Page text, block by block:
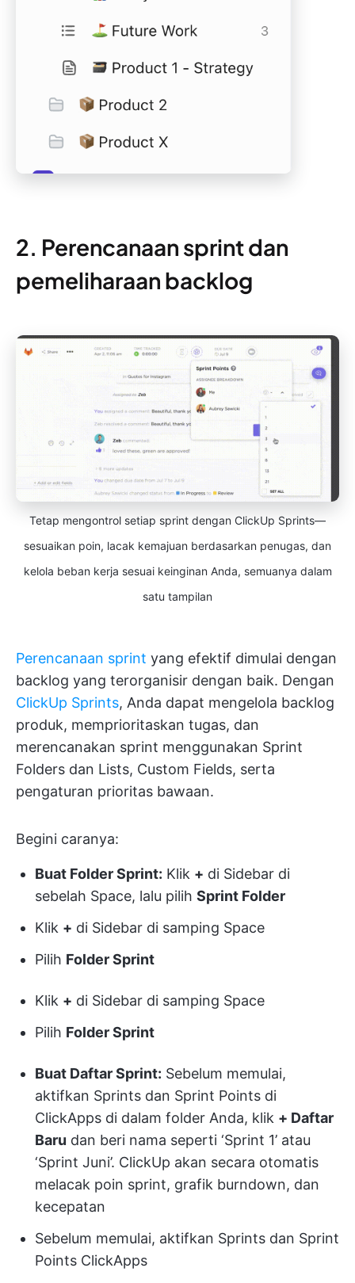
2. Perencanaan sprint dan
pemeliharaan backlog
Tetap mengontrol setiap sprint dengan ClickUp Sprints—
sesuaikan poin, lacak kemajuan berdasarkan penugas, dan
kelola beban kerja sesuai keinginan Anda, semuanya dalam
satu tampilan
Perencanaan sprint yang efektif dimulai dengan
backlog yang terorganisir dengan baik. Dengan
ClickUp Sprints, Anda dapat mengelola backlog
produk, memprioritaskan tugas, dan
merencanakan sprint menggunakan Sprint
Folders dan Lists, Custom Fields, serta
pengaturan prioritas bawaan.
Begini caranya:
Buat Folder Sprint: Klik + di Sidebar di
sebelah Space, lalu pilih Sprint Folder
Klik + di Sidebar di samping Space
Pilih Folder Sprint
Klik + di Sidebar di samping Space
Pilih Folder Sprint
Buat Daftar Sprint: Sebelum memulai,
aktifkan Sprints dan Sprint Points di
ClickApps di dalam folder Anda, klik + Daftar
Baru dan beri nama seperti ‘Sprint 1’ atau
‘Sprint Juni’. ClickUp akan secara otomatis
melacak poin sprint, grafik burndown, dan
kecepatan
Sebelum memulai, aktifkan Sprints dan Sprint
Points ClickApps